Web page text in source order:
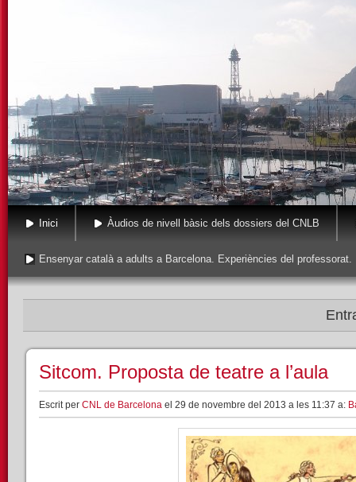
Inici Àudios de nivell bàsic dels dossiers del CNLB
Ensenyar català a adults a Barcelona. Experiències del professorat.
Sitcom. Proposta de teatre a l’aula
Escrit per CNL de Barcelona el 29 de novembre del 2013 a les 11:37 a: